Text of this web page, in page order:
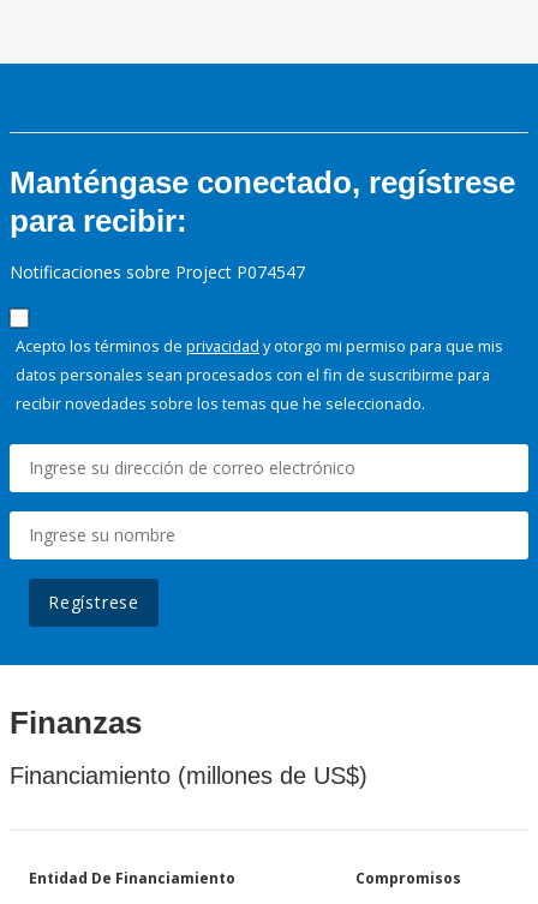
Manténgase conectado, regístrese
para recibir:
Notificaciones sobre Project P074547
Acepto los términos de privacidad y otorgo mi permiso para que mis
datos personales sean procesados con el fin de suscribirme para
recibir novedades sobre los temas que he seleccionado.
Regístrese
Finanzas
Financiamiento (millones de US$)
Entidad De Financiamiento Compromisos